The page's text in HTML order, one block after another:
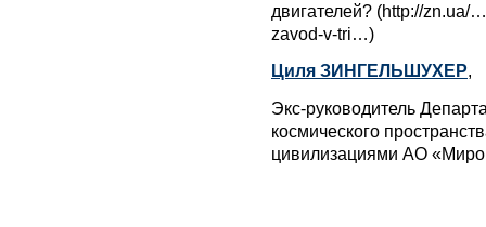
двигателей? (http://
zavod-v-tri…)
Циля ЗИНГЕЛЬШУХЕР,
Экс-руководитель
космического
цивилизациями АО